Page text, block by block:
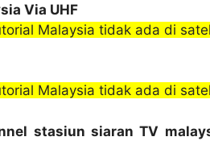
Via UHF
Malaysia tidak ada di
Malaysia tidak ada di
stasiun siaran TV